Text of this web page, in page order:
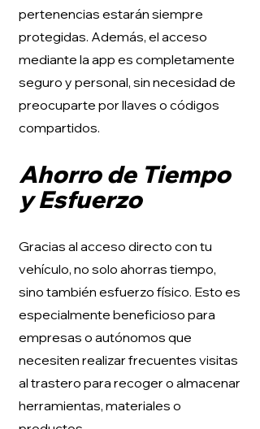
pertenencias estarán siempre
protegidas. Además, el acceso
mediante la app es completamente
seguro y personal, sin necesidad de
preocuparte por llaves o códigos
compartidos.
Ahorro de Tiempo
y Esfuerzo
Gracias al acceso directo con tu
vehículo, no solo ahorras tiempo,
sino también esfuerzo físico. Esto es
especialmente beneficioso para
empresas o autónomos que
necesiten realizar frecuentes visitas
al trastero para recoger o almacenar
herramientas, materiales o